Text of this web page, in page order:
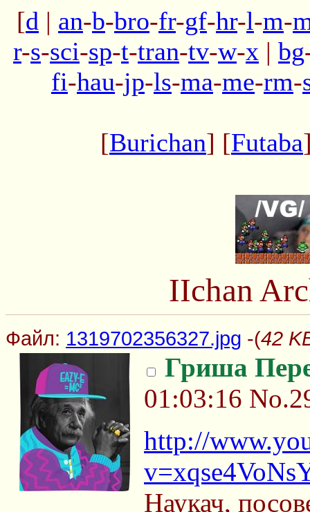
[d | an-b-bro-fr-gf-hr-l-m-
r-s-sci-sp-t-tran-tv-w-x | bg
fi-hau-jp-ls-ma-me-rm-
[Burichan] [Futaba
IIchan
Файл: 1319702356327.jpg -(42
Гриша
01:03:16
http://
Наукач,